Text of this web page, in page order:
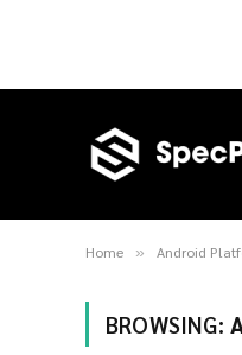
Home » Android
BROWSING: